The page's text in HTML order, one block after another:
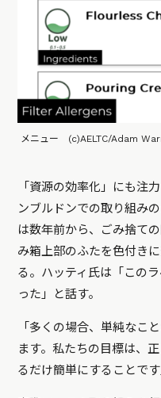
メニュー (c)AELTC/Adam
「資源の効率化」にも注
ンブルドンでの取り組み
は数年前から、ごみ捨て
み箱上部のふたを色付き
る。ハッティ氏は「この
った」と話す。
「多くの場合、単純なこ
ます。私たちの目標は、
るだけ簡単にすることです